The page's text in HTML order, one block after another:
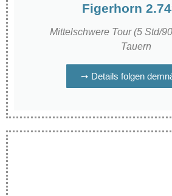
Figerhorn
Mittelschwere Tour (5 Std/
Tauern
➙ Details folgen